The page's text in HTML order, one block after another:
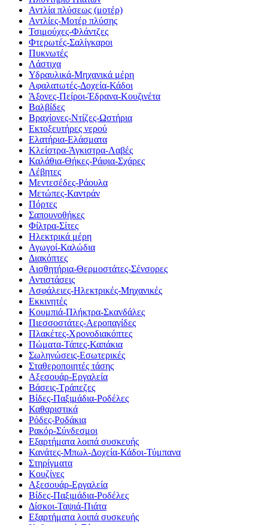
Αντλία πλύσεως (μοτέρ)
Αντλίες-Μοτέρ πλύσης
Τσιμούχες-Φλάντζες
Φτερωτές-Σαλίγκαροι
Πυκνωτές
Λάστιχα
Υδραυλικά-Mηχανικά μέρη
Αφαλατωτές-Δοχεία-Κάδοι
Άξονες-Πείροι-Έδρανα-Κουζινέτα
Βαλβίδες
Βραχίονες-Ντίζες-Ωστήρια
Εκτοξευτήρες νερού
Ελατήρια-Ελάσματα
Κλείστρα-Άγκιστρα-Λαβές
Καλάθια-Θήκες-Ράφια-Σχάρες
Λέβητες
Μεντεσέδες-Ράουλα
Μετώπες-Καντράν
Πόρτες
Σαπουνοθήκες
Φίλτρα-Σίτες
Ηλεκτρικά μέρη
Αγωγοί-Καλώδια
Διακόπτες
Αισθητήρια-Θερμοστάτες-Σένσορες
Αντιστάσεις
Ασφάλειες-Ηλεκτρικές-Μηχανικές
Εκκινητές
Κουμπιά-Πλήκτρα-Σκανδάλες
Πιεσσοστάτες-Αεροπαγίδες
Πλακέτες-Χρονοδιακόπτες
Πώματα-Τάπες-Καπάκια
Σωληνώσεις-Εσωτερικές
Σταθεροποιητές τάσης
Αξεσουάρ-Εργαλεία
Βάσεις-Τράπεζες
Βίδες-Παξιμάδια-Ροδέλες
Καθαριστικά
Ρόδες-Ροδάκια
Ρακόρ-Σύνδεσμοι
Εξαρτήματα λοιπά συσκευής
Κανάτες-Μπωλ-Δοχεία-Κάδοι-Τύμπανα
Στηρίγματα
Κουζίνες
Αξεσουάρ-Εργαλεία
Βίδες-Παξιμάδια-Ροδέλες
Δίσκοι-Ταψιά-Πιάτα
Εξαρτήματα λοιπά συσκευής